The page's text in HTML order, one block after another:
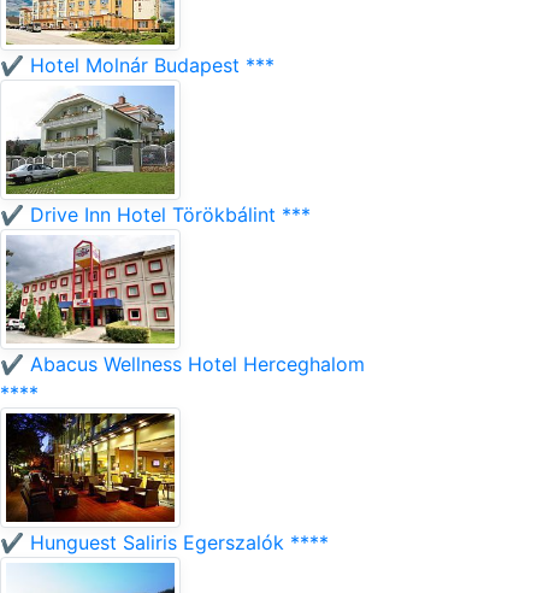
✔️ Hotel Molnár Budapest ***
✔️ Drive Inn Hotel Törökbálint ***
✔️ Abacus Wellness Hotel Herceghalom
****
✔️ Hunguest Saliris Egerszalók ****